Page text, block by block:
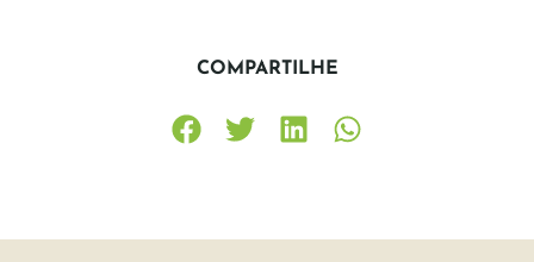
COMPARTILHE